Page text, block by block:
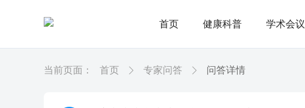
首页 健康科普 学术会议
当前页面： 首页 专家问答 问答详情